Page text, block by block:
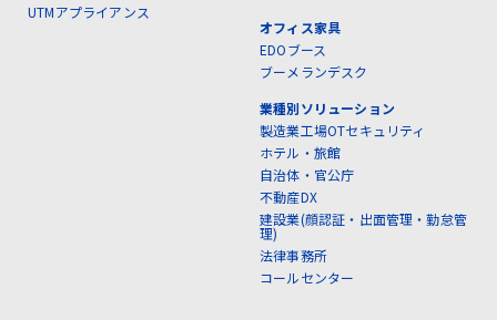
UTMアプライアンス
オフィス家具
EDOブース
ブーメランデスク
業種別ソリューション
製造業工場OTセキュリティ
ホテル・旅館
自治体・官公庁
不動産DX
建設業(顔認証・出面管理・勤怠管
理)
法律事務所
コールセンター